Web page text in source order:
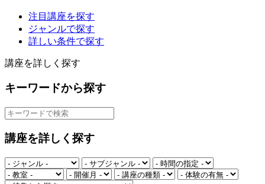
注目講座を探す
ジャンルで探す
詳しい条件で探す
講座を詳しく探す
キーワードから探す
講座を詳しく探す